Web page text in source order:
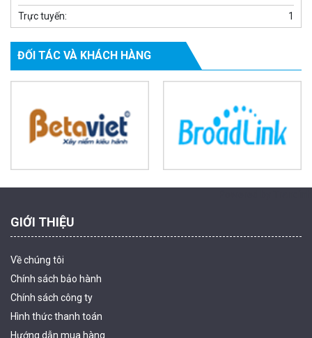
1.679.000 đ
MUA NGAY
1
Trực tuyến:
ĐỐI TÁC VÀ KHÁCH HÀNG
GIỚI THIỆU
Về chúng tôi
Chính sách bảo hành
Chính sách công ty
Hình thức thanh toán
Hướng dẫn mua hàng